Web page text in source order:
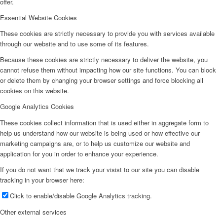
Essential Website Cookies
These cookies are strictly necessary to provide you with services available
through our website and to use some of its features.
Because these cookies are strictly necessary to deliver the website, you
cannot refuse them without impacting how our site functions. You can block
or delete them by changing your browser settings and force blocking all
cookies on this website.
Google Analytics Cookies
These cookies collect information that is used either in aggregate form to
help us understand how our website is being used or how effective our
marketing campaigns are, or to help us customize our website and
application for you in order to enhance your experience.
If you do not want that we track your visist to our site you can disable
tracking in your browser here:
Click to enable/disable Google Analytics tracking.
Other external services